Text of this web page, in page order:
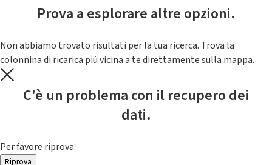
Prova a esplorare altre opzioni.
Non abbiamo trovato risultati per la tua ricerca. Trova la
colonnina di ricarica piú vicina a te direttamente sulla mappa.
C'è un problema con il recupero dei
dati.
Per favore riprova.
Riprova